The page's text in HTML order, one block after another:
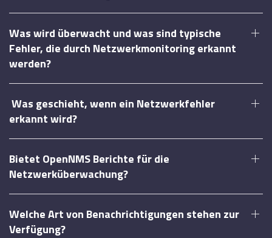
Was wird überwacht und was sind typische
Fehler, die durch Netzwerkmonitoring erkannt
werden?
Was geschieht, wenn ein Netzwerkfehler
erkannt wird?
Bietet OpenNMS Berichte für die
Netzwerküberwachung?
Welche Art von Benachrichtigungen stehen zur
Verfügung?